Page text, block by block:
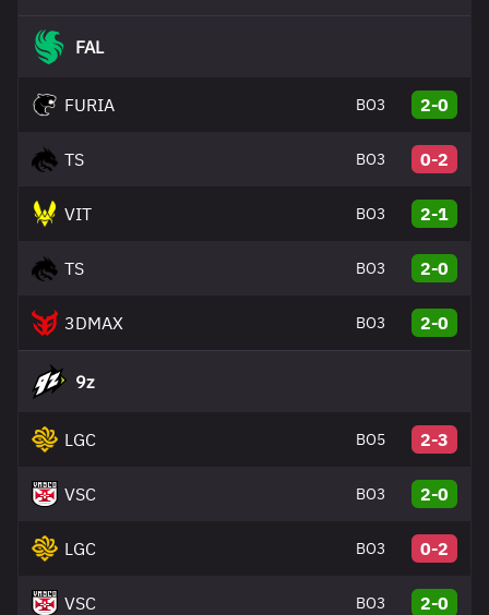
FAL
FURIA BO3 2-0
TS BO3 0-2
VIT BO3 2-1
TS BO3 2-0
3DMAX BO3 2-0
9z
LGC BO5 2-3
VSC BO3 2-0
LGC BO3 0-2
VSC BO3 2-0